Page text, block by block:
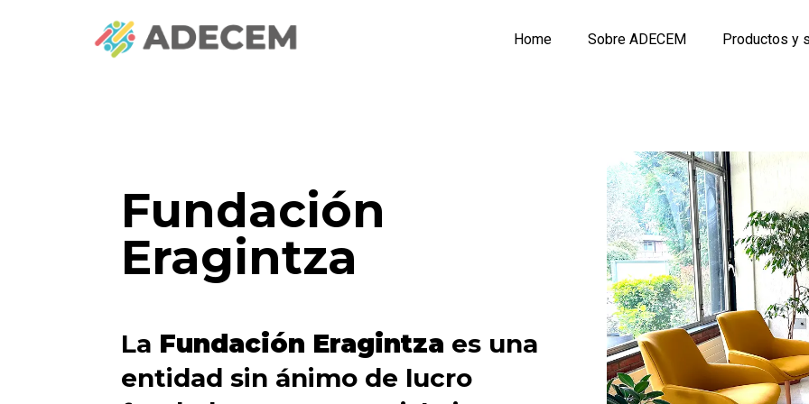
Home Sobre ADECEM Productos y
Fundación
Eragintza
La Fundación Eragintza es una
entidad sin ánimo de lucro